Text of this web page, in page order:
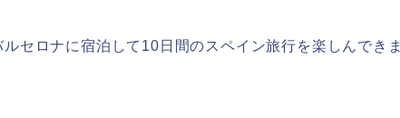
セロナに宿泊して10日間のスペイン旅行を楽しんできま